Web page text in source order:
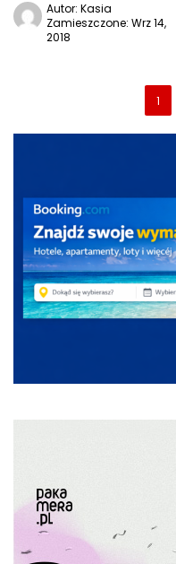
Autor: Kasia
Zamieszczone: Wrz 14,
2018
1